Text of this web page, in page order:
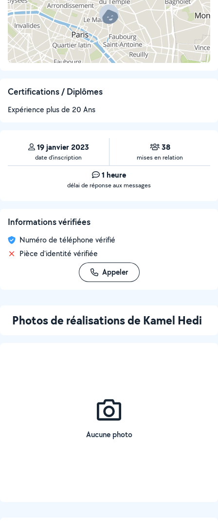
Certifications / Diplômes
Expérience plus de 20 Ans
19 janvier 2023
date d’inscription
38
mises en relation
1 heure
délai de réponse aux messages
Informations vérifiées
Numéro de téléphone vérifié
Pièce d'identité vérifiée
Appeler
Photos de réalisations de Kamel Hedi
Aucune photo